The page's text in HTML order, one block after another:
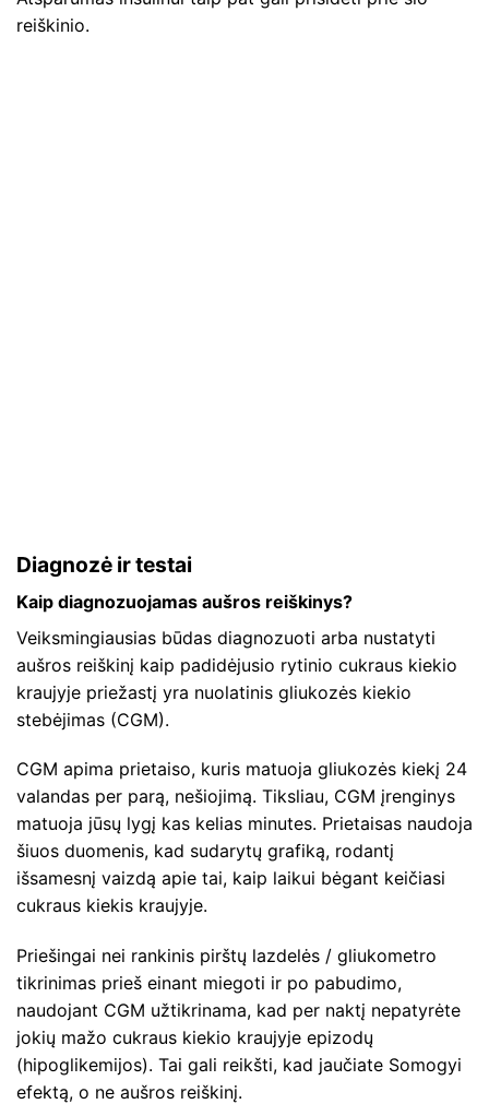
reiškinio.
Diagnozė ir testai
Kaip diagnozuojamas aušros reiškinys?
Veiksmingiausias būdas diagnozuoti arba nustatyti
aušros reiškinį kaip padidėjusio rytinio cukraus kiekio
kraujyje priežastį yra nuolatinis gliukozės kiekio
stebėjimas (CGM).
CGM apima prietaiso, kuris matuoja gliukozės kiekį 24
valandas per parą, nešiojimą. Tiksliau, CGM įrenginys
matuoja jūsų lygį kas kelias minutes. Prietaisas naudoja
šiuos duomenis, kad sudarytų grafiką, rodantį
išsamesnį vaizdą apie tai, kaip laikui bėgant keičiasi
cukraus kiekis kraujyje.
Priešingai nei rankinis pirštų lazdelės / gliukometro
tikrinimas prieš einant miegoti ir po pabudimo,
naudojant CGM užtikrinama, kad per naktį nepatyrėte
jokių mažo cukraus kiekio kraujyje epizodų
(hipoglikemijos). Tai gali reikšti, kad jaučiate Somogyi
efektą, o ne aušros reiškinį.